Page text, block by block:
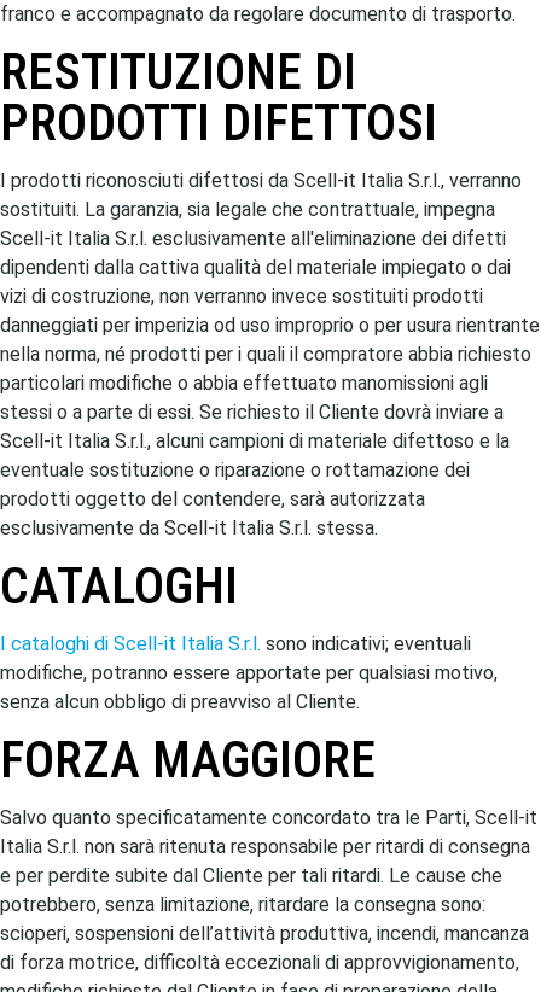
franco e accompagnato da regolare documento di trasporto.
RESTITUZIONE DI
PRODOTTI DIFETTOSI
I prodotti riconosciuti difettosi da Scell-it Italia S.r.l., verranno
sostituiti. La garanzia, sia legale che contrattuale, impegna
Scell-it Italia S.r.l. esclusivamente all'eliminazione dei difetti
dipendenti dalla cattiva qualità del materiale impiegato o dai
vizi di costruzione, non verranno invece sostituiti prodotti
danneggiati per imperizia od uso improprio o per usura rientrante
nella norma, né prodotti per i quali il compratore abbia richiesto
particolari modifiche o abbia effettuato manomissioni agli
stessi o a parte di essi. Se richiesto il Cliente dovrà inviare a
Scell-it Italia S.r.l., alcuni campioni di materiale difettoso e la
eventuale sostituzione o riparazione o rottamazione dei
prodotti oggetto del contendere, sarà autorizzata
esclusivamente da Scell-it Italia S.r.l. stessa.
CATALOGHI
I cataloghi di Scell-it Italia S.r.l. sono indicativi; eventuali
modifiche, potranno essere apportate per qualsiasi motivo,
senza alcun obbligo di preavviso al Cliente.
FORZA MAGGIORE
Salvo quanto specificatamente concordato tra le Parti, Scell-it
Italia S.r.l. non sarà ritenuta responsabile per ritardi di consegna
e per perdite subite dal Cliente per tali ritardi. Le cause che
potrebbero, senza limitazione, ritardare la consegna sono:
scioperi, sospensioni dell’attività produttiva, incendi, mancanza
di forza motrice, difficoltà eccezionali di approvvigionamento,